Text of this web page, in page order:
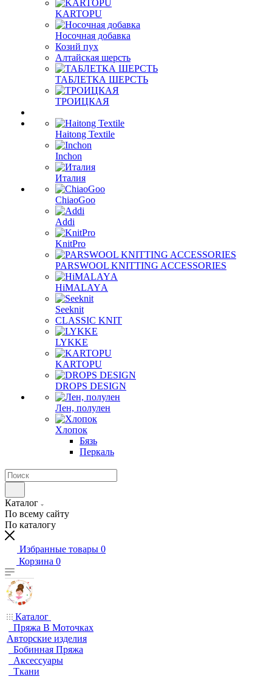
KARTOPU
Носочная добавка
Козий пух
Алтайская шерсть
ТАБЛЕTКА ШЕРСТЬ
ТРОИЦКАЯ
Haitong Textilе
Inchon
Италия
ChiaoGoo
Addi
KnitPro
PARSWOOL KNITTING ACCESSORIES
HiMALAYА
Seeknit
CLASSIC KNIT
LYKKE
KАRTOPU
DROPS DЕSIGN
Лен, полулен
Хлопок
Бязь
Перкаль
Каталог
По всему сайту
По каталогу
Избранные товары 0
Корзина 0
Каталог
Пряжа В Моточках
Авторские изделия
Бобинная Пряжа
Аксессуары
Ткани